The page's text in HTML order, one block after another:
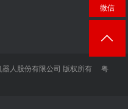
人股份有限公司 版权所有
粤
微信